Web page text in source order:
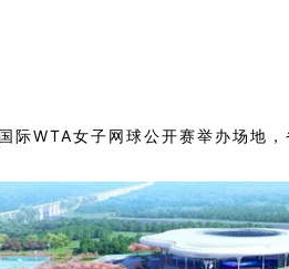
际WTA女子网球公开赛举办场地